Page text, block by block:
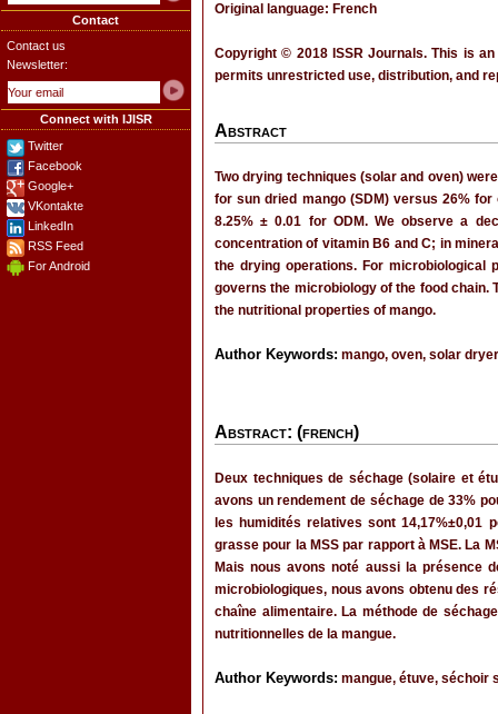
Contact
Contact us
Newsletter:
Connect with IJISR
Twitter
Facebook
Google+
VKontakte
LinkedIn
RSS Feed
For Android
Original language: French
Copyright © 2018 ISSR Journals. This is
permits unrestricted use, distribution, and
Abstract
Two drying techniques (solar and oven)
for sun dried mango (SDM) versus 26%
8.25% ± 0.01 for ODM. We observe a
concentration of vitamin B6 and C; in
the drying operations. For microbiological
governs the microbiology of the food chain.
the nutritional properties of mango.
Author Keywords: mango, oven, solar
Abstract: (french)
Deux techniques de séchage (solaire et
avons un rendement de séchage de 33%
les humidités relatives sont 14,17%±0,01
grasse pour la MSS par rapport à MSE. La
Mais nous avons noté aussi la présence
microbiologiques, nous avons obtenu des
chaîne alimentaire. La méthode de
nutritionnelles de la mangue.
Author Keywords: mangue, étuve, séchoir